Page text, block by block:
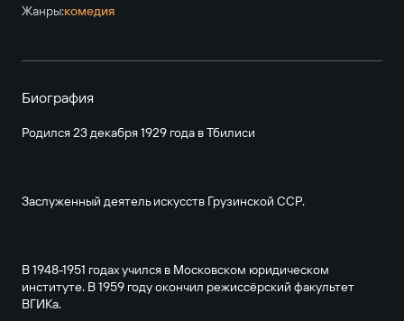
Жанры:комедия
Биография
Родился 23 декабря 1929 года в Тбилиси
Заслуженный деятель искусств Грузинской ССР.
В 1948-1951 годах учился в Московском юридическом
институте. В 1959 году окончил режиссёрский факультет
ВГИКа.